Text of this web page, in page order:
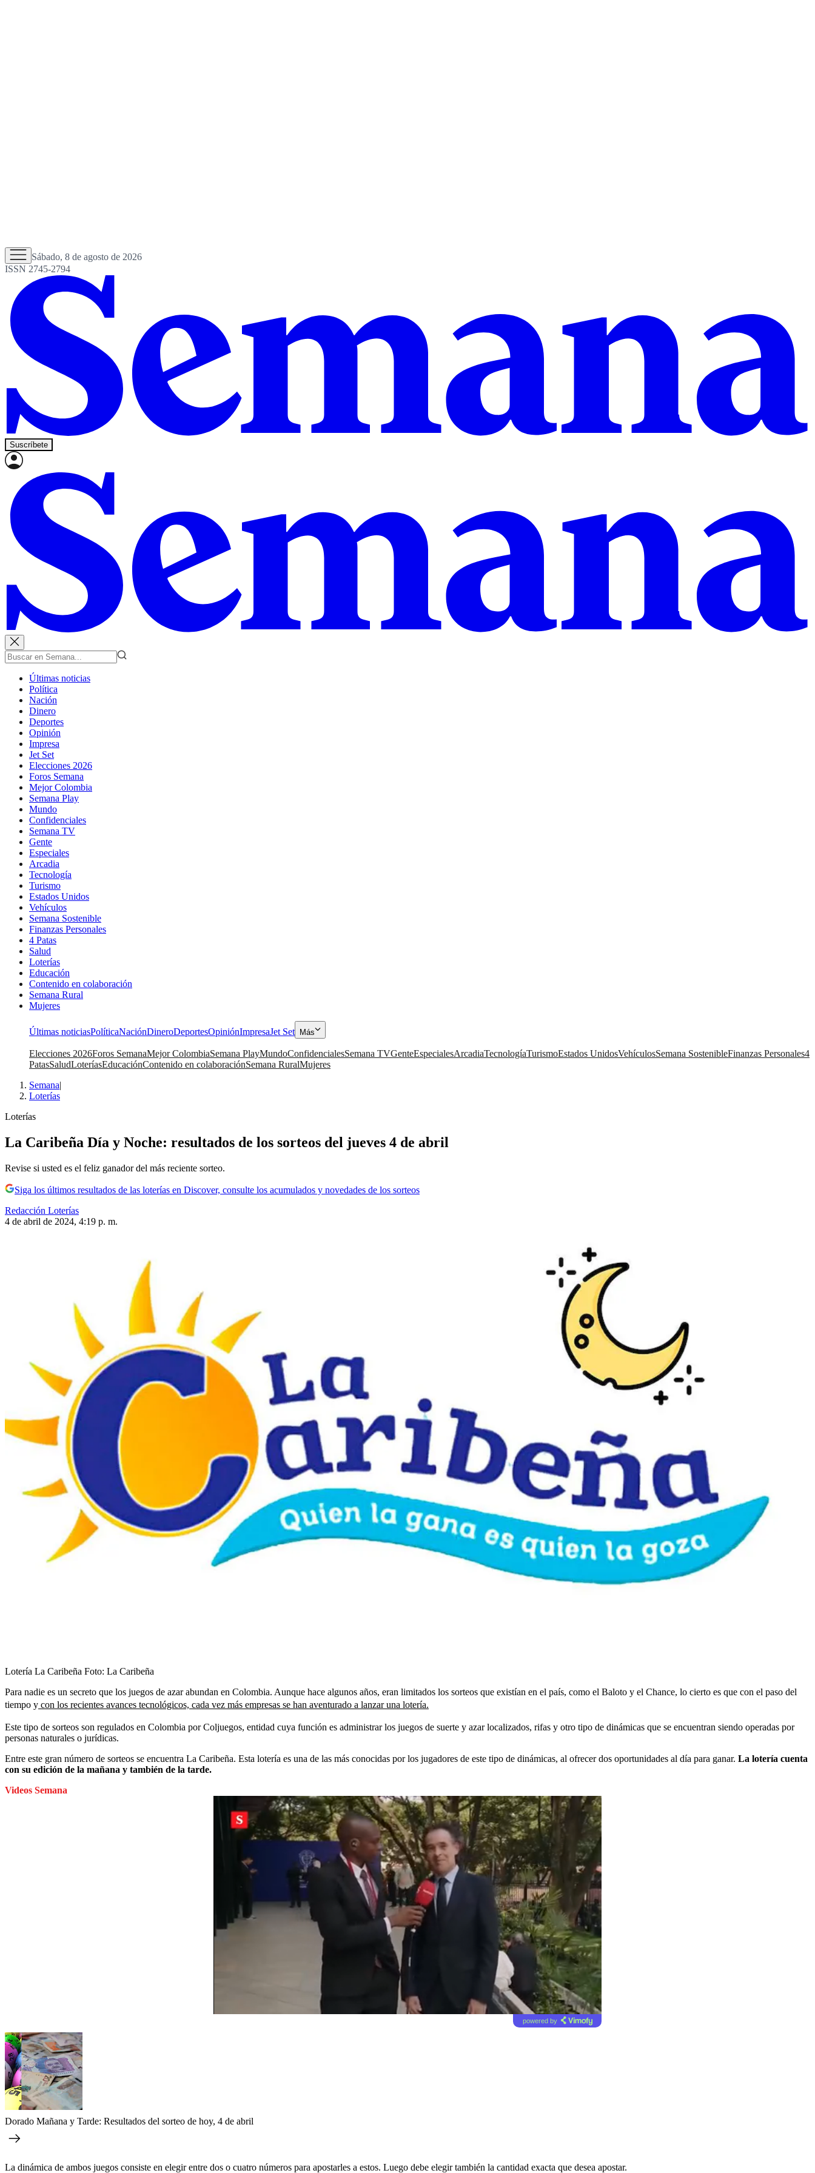
Sábado, 8 de agosto de 2026
ISSN 2745-2794
Suscríbete
Últimas noticias
Política
Nación
Dinero
Deportes
Opinión
Impresa
Jet Set
Elecciones 2026
Foros Semana
Mejor Colombia
Semana Play
Mundo
Confidenciales
Semana TV
Gente
Especiales
Arcadia
Tecnología
Turismo
Estados Unidos
Vehículos
Semana Sostenible
Finanzas Personales
4 Patas
Salud
Loterías
Educación
Contenido en colaboración
Semana Rural
Mujeres
Últimas noticiasPolíticaNaciónDineroDeportesOpiniónImpresaJet Set Más
Elecciones 2026Foros SemanaMejor ColombiaSemana PlayMundoConfidencialesSemana TVGenteEspecialesArcadiaTecnologíaTurismoEstados UnidosVehículosSemana SostenibleFinanzas Personales4
PatasSaludLoteríasEducaciónContenido en colaboraciónSemana RuralMujeres
Semana|
Loterías
Loterías
La Caribeña Día y Noche: resultados de los sorteos del jueves 4 de abril
Revise si usted es el feliz ganador del más reciente sorteo.
Siga los últimos resultados de las loterías en Discover, consulte los acumulados y novedades de los sorteos
Redacción Loterías
4 de abril de 2024, 4:19 p. m.
Lotería La Caribeña Foto: La Caribeña
Para nadie es un secreto que los juegos de azar abundan en Colombia. Aunque hace algunos años, eran limitados los sorteos que existían en el país, como el Baloto y el Chance, lo cierto es que con el paso del
tiempo y con los recientes avances tecnológicos, cada vez más empresas se han aventurado a lanzar una lotería.
Este tipo de sorteos son regulados en Colombia por Coljuegos, entidad cuya función es administrar los juegos de suerte y azar localizados, rifas y otro tipo de dinámicas que se encuentran siendo operadas por
personas naturales o jurídicas.
Entre este gran número de sorteos se encuentra La Caribeña. Esta lotería es una de las más conocidas por los jugadores de este tipo de dinámicas, al ofrecer dos oportunidades al día para ganar. La lotería cuenta
con su edición de la mañana y también de la tarde.
Videos Semana
powered by
Dorado Mañana y Tarde: Resultados del sorteo de hoy, 4 de abril
La dinámica de ambos juegos consiste en elegir entre dos o cuatro números para apostarles a estos. Luego debe elegir también la cantidad exacta que desea apostar.